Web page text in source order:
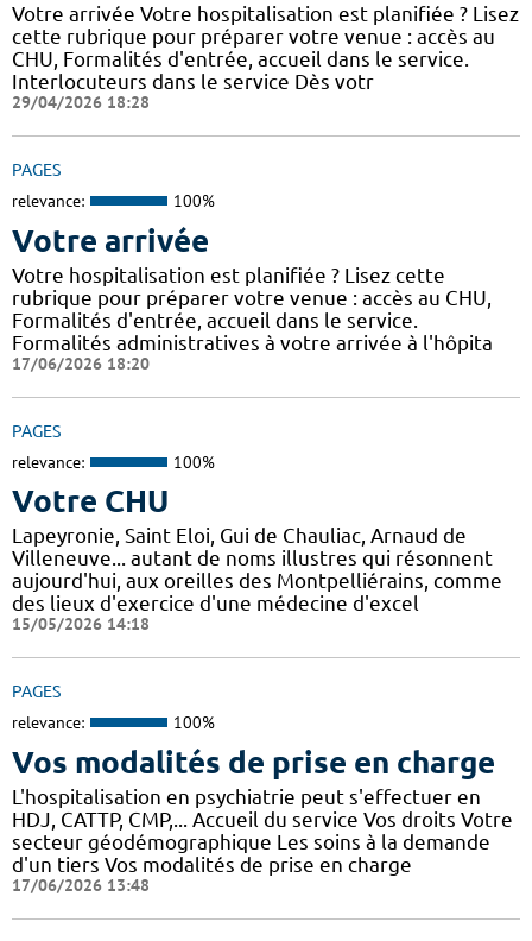
Votre arrivée Votre hospitalisation est planifiée ? Lisez
cette rubrique pour préparer votre venue : accès au
CHU, Formalités d'entrée, accueil dans le service.
Interlocuteurs dans le service Dès votr
29/04/2026 18:28
PAGES
relevance: 100%
Votre arrivée
Votre hospitalisation est planifiée ? Lisez cette
rubrique pour préparer votre venue : accès au CHU,
Formalités d'entrée, accueil dans le service.
Formalités administratives à votre arrivée à l'hôpita
17/06/2026 18:20
PAGES
relevance: 100%
Votre CHU
Lapeyronie, Saint Eloi, Gui de Chauliac, Arnaud de
Villeneuve... autant de noms illustres qui résonnent
aujourd'hui, aux oreilles des Montpelliérains, comme
des lieux d'exercice d'une médecine d'excel
15/05/2026 14:18
PAGES
relevance: 100%
Vos modalités de prise en charge
L'hospitalisation en psychiatrie peut s'effectuer en
HDJ, CATTP, CMP,... Accueil du service Vos droits Votre
secteur géodémographique Les soins à la demande
d'un tiers Vos modalités de prise en charge
17/06/2026 13:48